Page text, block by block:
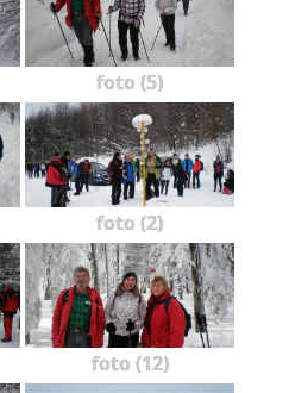
foto (5)
foto (2)
foto (12)